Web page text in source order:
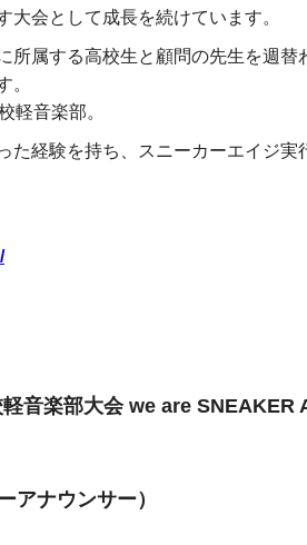
会として成長を続けています。
属する高校生と顧問の先生を週
。
軽音楽部。
経験を持ち、スニーカーエイジ
楽部大会 we are SNEAKER
ナウンサー）